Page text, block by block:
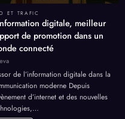
ET TRAFIC
digitale, meilleur
de promotion dans un
connecté
de l’information digitale dans la
moderne Depuis
d’internet et des nouvelles